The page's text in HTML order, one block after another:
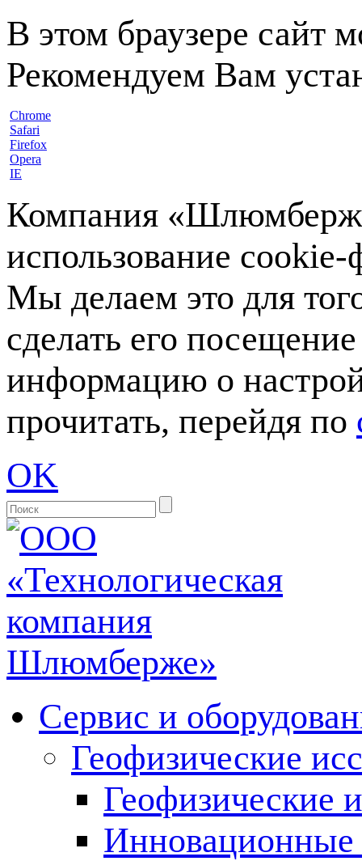
В этом браузере сайт
Рекомендуем Вам
Chrome
Safari
Firefox
Opera
IE
Компания
использование
Мы делаем это для
сделать его
информацию о
прочитать, перейдя по
OK
Сервис и
Геофизические
Геофизические
Инновационные